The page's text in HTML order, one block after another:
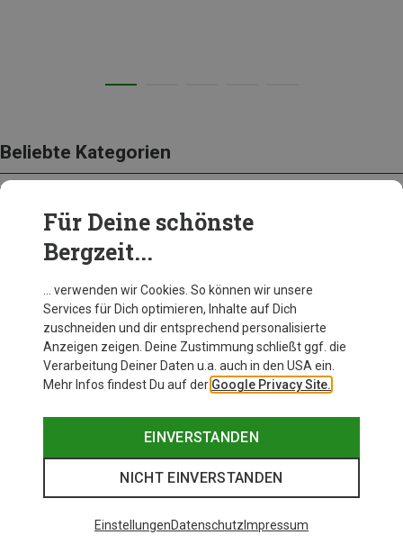
Beliebte Kategorien
BEKLEIDUNG
Für Deine schönste
Bergzeit...
… verwenden wir Cookies. So können wir unsere
Services für Dich optimieren, Inhalte auf Dich
zuschneiden und dir entsprechend personalisierte
Anzeigen zeigen. Deine Zustimmung schließt ggf. die
Verarbeitung Deiner Daten u.a. auch in den USA ein.
Mehr Infos findest Du auf der Google Privacy Site.
EINVERSTANDEN
NICHT EINVERSTANDEN
EinstellungenDatenschutz Impressum